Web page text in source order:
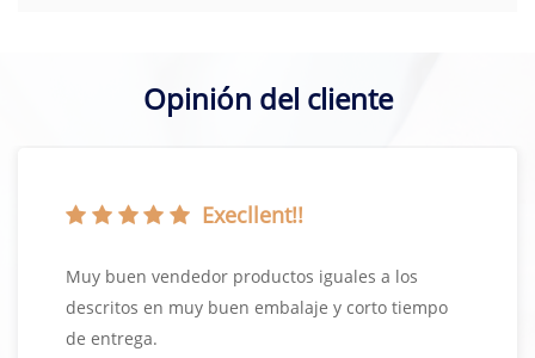
Opinión del cliente
Execllent!!
Muy buen vendedor productos iguales a los
descritos en muy buen embalaje y corto tiempo
de entrega.